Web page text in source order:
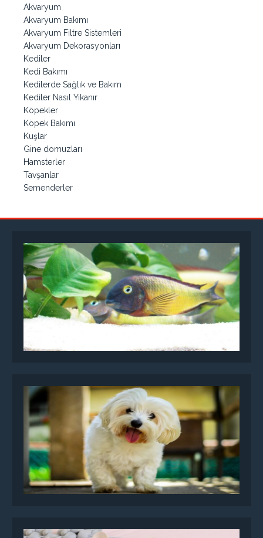
Akvaryum
Akvaryum Bakımı
Akvaryum Filtre Sistemleri
Akvaryum Dekorasyonları
Kediler
Kedi Bakımı
Kedilerde Sağlık ve Bakım
Kediler Nasıl Yıkanır
Köpekler
Köpek Bakımı
Kuşlar
Gine domuzları
Hamsterler
Tavşanlar
Semenderler